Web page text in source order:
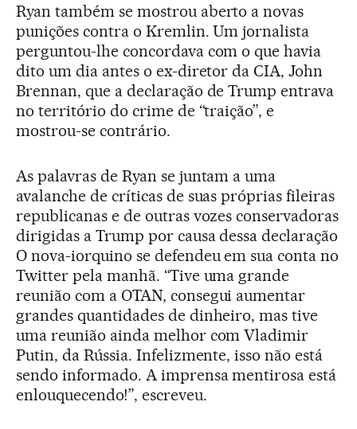
Ryan também se mostrou aberto a novas
punições contra o Kremlin. Um jornalista
perguntou-lhe concordava com o que havia
dito um dia antes o ex-diretor da CIA, John
Brennan, que a declaração de Trump entrava
no território do crime de “traição”, e
mostrou-se contrário.
As palavras de Ryan se juntam a uma
avalanche de críticas de suas próprias fileiras
republicanas e de outras vozes conservadoras
dirigidas a Trump por causa dessa declaração
O nova-iorquino se defendeu em sua conta no
Twitter pela manhã. “Tive uma grande
reunião com a OTAN, consegui aumentar
grandes quantidades de dinheiro, mas tive
uma reunião ainda melhor com Vladimir
Putin, da Rússia. Infelizmente, isso não está
sendo informado. A imprensa mentirosa está
enlouquecendo!”, escreveu.